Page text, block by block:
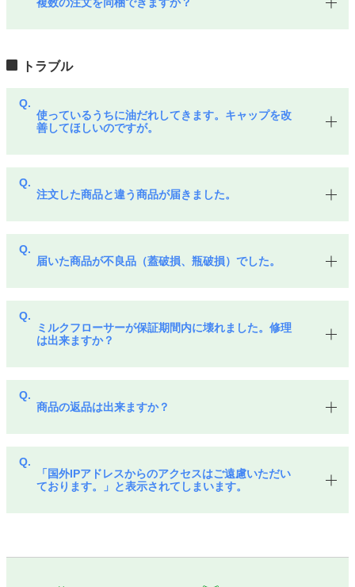
複数の注文を同梱できますか？
トラブル
使っているうちに油だれしてきます。キャップを改
善してほしいのですが。
注文した商品と違う商品が届きました。
届いた商品が不良品（蓋破損、瓶破損）でした。
ミルクフローサーが保証期間内に壊れました。修理
は出来ますか？
商品の返品は出来ますか？
「国外IPアドレスからのアクセスはご遠慮いただい
ております。」と表示されてしまいます。